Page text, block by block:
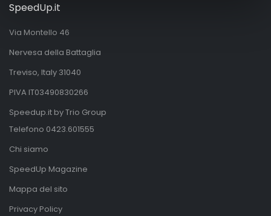
SpeedUp.it
Via Montello 46
Nervesa della Battaglia
Treviso, Italy 31040
PIVA IT03490830266
Speedup.it by Trio Group
Telefono 0423.601555
Chi siamo
SpeedUp Magazine
Mappa del sito
Privacy Policy